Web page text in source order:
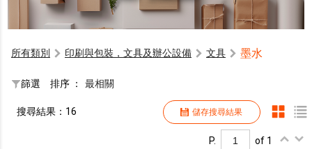
所有類別 印刷與包裝，文具及辦公設備 文具 墨水
篩選 排序 ： 最相關
儲存搜尋結果
搜尋結果：16
P. of 1